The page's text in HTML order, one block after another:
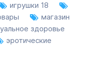
игрушки 18
магазин
здоровье
эротические